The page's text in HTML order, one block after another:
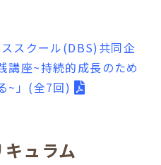
スクール(DBS)共同企
講座~持続的成長のため
~」(全7回)
ュラム